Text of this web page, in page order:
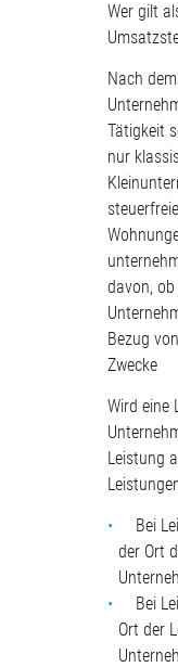
Wer gilt
Nach
Tätigkeit
nur
davon,
Bezug
Zwecke
Wird eine
Leistung
Bei
der Ort
Bei
Ort der